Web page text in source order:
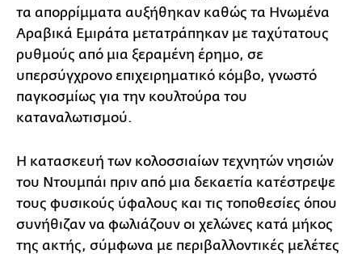
τα απορρίμματα αυξήθηκαν καθώς τα Ηνωμένα
Αραβικά Εμιράτα μετατράπηκαν με ταχύτατους
ρυθμούς από μια ξεραμένη έρημο, σε
υπερσύγχρονο επιχειρηματικό κόμβο, γνωστό
παγκοσμίως για την κουλτούρα του
καταναλωτισμού.
Η κατασκευή των κολοσσιαίων τεχνητών νησιών
του Ντουμπάι πριν από μια δεκαετία κατέστρεψε
τους φυσικούς ύφαλους και τις τοποθεσίες όπου
συνήθιζαν να φωλιάζουν οι χελώνες κατά μήκος
της ακτής, σύμφωνα με περιβαλλοντικές μελέτες